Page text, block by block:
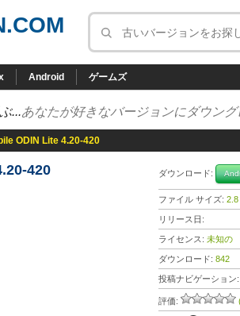
Android ゲームズ
...あなたが好きなバージョンにダウング
ODIN Lite 4.20-420
420 ダウンロード:
ファイル サイズ: 2.8
リリース日:
ライセンス: 未知の
ダウンロード: 842
投稿ナビゲーション:
評価: